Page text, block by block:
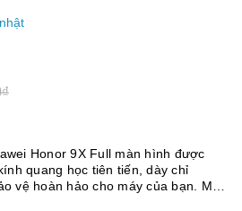
Honor 9X Full màn hình được
quang học tiên tiến, dày chỉ
vệ hoàn hảo cho máy của bạn. Một